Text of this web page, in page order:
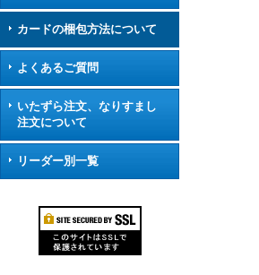
カードの梱包方法について
よくあるご質問
いたずら注文、なりすまし
注文について
リーダー別一覧